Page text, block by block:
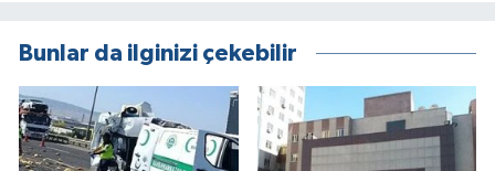
Bunlar da ilginizi çekebilir